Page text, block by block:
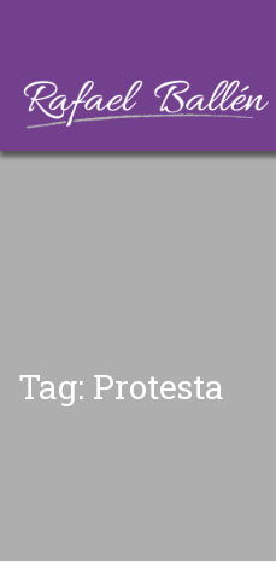
Tag: Protesta